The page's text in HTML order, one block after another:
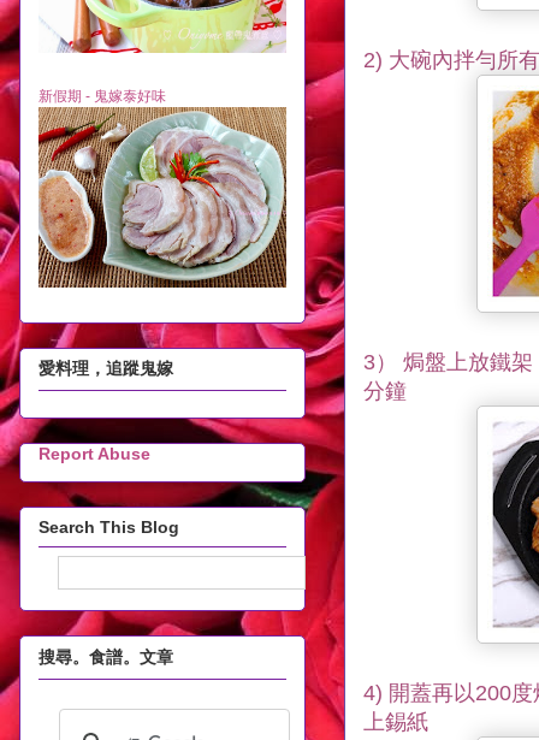
2) 大碗內拌勻所
3） 焗盤上放鐵
分鐘
4) 開蓋再以200
上錫紙
新假期 - 鬼嫁泰好味
愛料理，追蹤鬼嫁
Report Abuse
Search This Blog
搜尋。食譜。文章